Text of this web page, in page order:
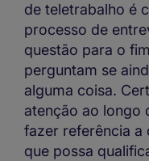
de teletrabalho é
processo de
questão para o
perguntam se
alguma coisa.
atenção ao longo
fazer referência a
que possa